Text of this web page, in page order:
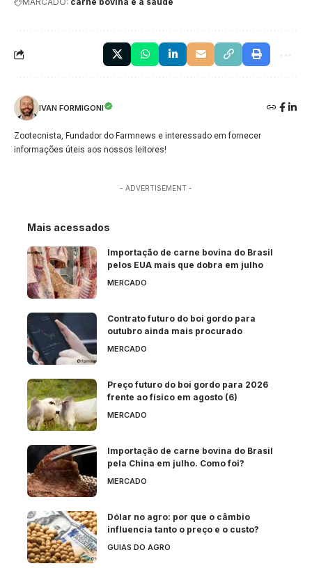
IVAN FORMIGONI
Zootecnista, Fundador do Farmnews e interessado em fornecer
informações úteis aos nossos leitores!
- ADVERTISEMENT -
Mais acessados
Importação de carne bovina do Brasil
pelos EUA mais que dobra em julho
MERCADO
Contrato futuro do boi gordo para
outubro ainda mais procurado
MERCADO
Preço futuro do boi gordo para 2026
frente ao físico em agosto (6)
MERCADO
Importação de carne bovina do Brasil
pela China em julho. Como foi?
MERCADO
Dólar no agro: por que o câmbio
influencia tanto o preço e o custo?
GUIAS DO AGRO